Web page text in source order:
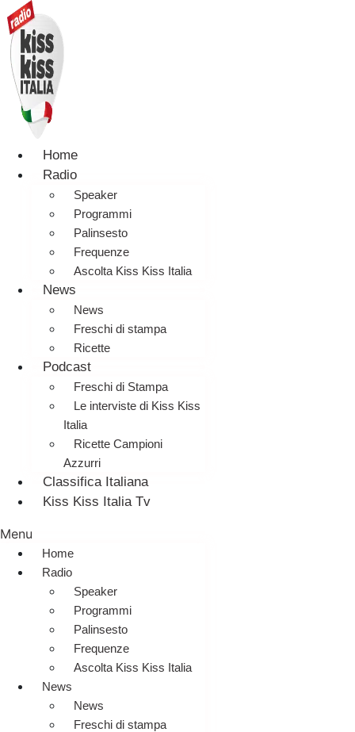
Home
Radio
Speaker
Programmi
Palinsesto
Frequenze
Ascolta Kiss Kiss Italia
News
News
Freschi di stampa
Ricette
Podcast
Freschi di Stampa
Le interviste di Kiss Kiss
Italia
Ricette Campioni
Azzurri
Classifica Italiana
Kiss Kiss Italia Tv
Menu
Home
Radio
Speaker
Programmi
Palinsesto
Frequenze
Ascolta Kiss Kiss Italia
News
News
Freschi di stampa